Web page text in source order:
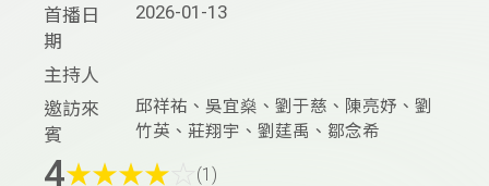
首播日
期
2026-01-13
主持人
邀訪來
賓
邱祥祐、吳宜燊、劉于慈、陳亮妤、劉
竹英、莊翔宇、劉莛禹、鄒念希
4★★★★ (1)